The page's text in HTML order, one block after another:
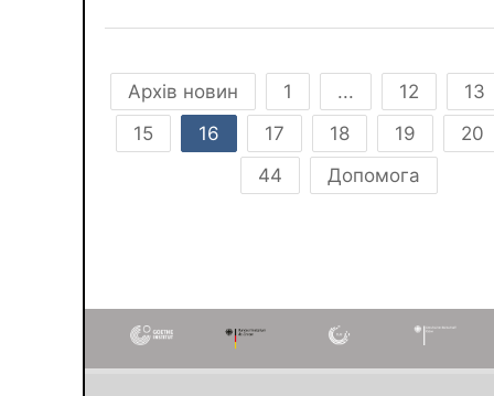
Архів новин 1 ... 12
13
15
16 17 18 19
20
44
Допомога